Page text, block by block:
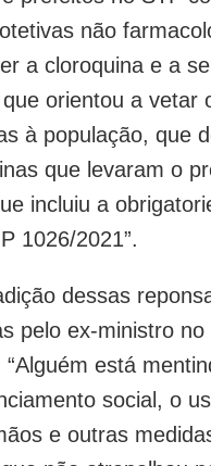
não
a cloroquina e a
orientou a vetar
à população, que
que levaram o
incluiu a
1026/2021”.
dessas
pelo ex-ministro no
está
social, o
e outras